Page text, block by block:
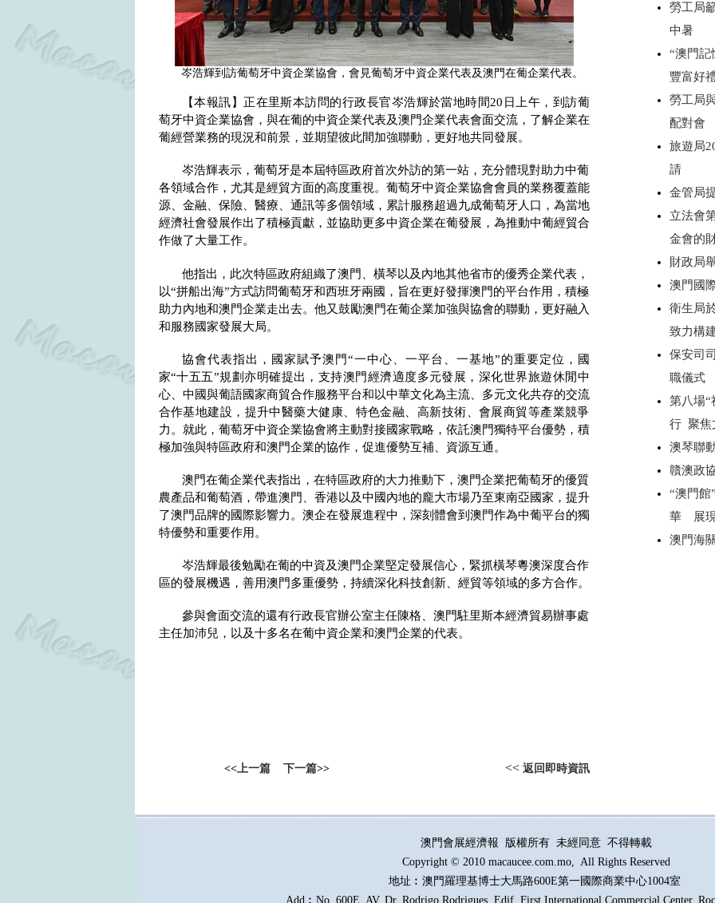
岑浩輝到訪葡萄牙中資企業協會，會見葡萄牙中資企業代表及澳門在葡企業代表。
【本報訊】正在里斯本訪問的行政長官岑浩輝於當地時間20 日上午，到訪葡
萄牙中資企業協會，與在葡的中資企業代表及澳門企業代表會面交流，了解企業在
葡經營業務的現況和前景，並期望彼此間加強聯動，更好地共同發展。
岑浩輝表示，葡萄牙是本屆特區政府首次外訪的第一站，充分體現對助力中葡
各領域合作，尤其是經貿方面的高度重視。葡萄牙中資企業協會會員的業務覆蓋能
源、金融、保險、醫療、通訊等多個領域，累計服務超過九成葡萄牙人口，為當地
經濟社會發展作出了積極貢獻，並協助更多中資企業在葡發展，為推動中葡經貿合
作做了大量工作。
他指出，此次特區政府組織了澳門、橫琴以及內地其他省市的優秀企業代表，
以“拼船出海”方式訪問葡萄牙和西班牙兩國，旨在更好發揮澳門的平台作用，積極
助力內地和澳門企業走出去。他又鼓勵澳門在葡企業加強與協會的聯動，更好融入
和服務國家發展大局。
協會代表指出，國家賦予澳門“一中心、一平台、一基地”的重要定位，國
家“十五五”規劃亦明確提出，支持澳門經濟適度多元發展，深化世界旅遊休閒中
心、中國與葡語國家商貿合作服務平台和以中華文化為主流、多元文化共存的交流
合作基地建設，提升中醫藥大健康、特色金融、高新技術、會展商貿等產業競爭
力。就此，葡萄牙中資企業協會將主動對接國家戰略，依託澳門獨特平台優勢，積
極加強與特區政府和澳門企業的協作，促進優勢互補、資源互通。
澳門在葡企業代表指出，在特區政府的大力推動下，澳門企業把葡萄牙的優質
農產品和葡萄酒，帶進澳門、香港以及中國內地的龐大市場乃至東南亞國家，提升
了澳門品牌的國際影響力。澳企在發展進程中，深刻體會到澳門作為中葡平台的獨
特優勢和重要作用。
岑浩輝最後勉勵在葡的中資及澳門企業堅定發展信心，緊抓橫琴粵澳深度合作
區的發展機遇，善用澳門多重優勢，持續深化科技創新、經貿等領域的多方合作。
參與會面交流的還有行政長官辦公室主任陳格、澳門駐里斯本經濟貿易辦事處
主任加沛兒，以及十多名在葡中資企業和澳門企業的代表。
<<上一篇 下一篇>> << 返回即時資訊
勞工局
中暑
“澳門記
豐富好
勞工局
配對會
旅遊局
請
金管局
立法會
金會的
財政局
澳門國
衛生局
致力構
保安司
職儀式
第八場“
行 聚焦
澳琴聯
贛澳政
“澳門館
華 展
澳門海
澳門會展經濟報 版權所有 未經同意 不得轉載
Copyright © 2010 macaucee.com.mo, All Rights Reserved
地址︰澳門羅理基博士大馬路600E第一國際商業中心1004室
Add︰No. 600E, AV. Dr. Rodrigo Rodrigues, Edif. First International Commercial Center.